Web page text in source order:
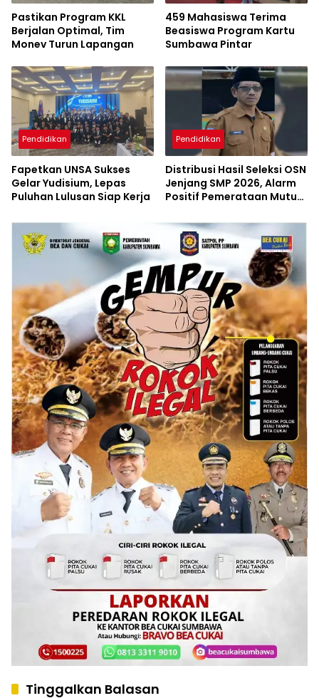
Pastikan Program KKL
Berjalan Optimal, Tim
Monev Turun Lapangan
459 Mahasiswa Terima
Beasiswa Program Kartu
Sumbawa Pintar
Pendidikan
Fapetkan UNSA Sukses
Gelar Yudisium, Lepas
Puluhan Lulusan Siap Kerja
Pendidikan
Distribusi Hasil Seleksi OSN
Jenjang SMP 2026, Alarm
Positif Pemerataan Mutu
Tinggalkan Balasan